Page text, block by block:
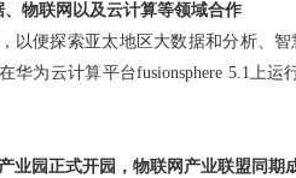
物联网以及云计算等领域合作
便探索亚太地区大数据和分析、智
华为云计算平台fusionsphere 5.1上
园正式开园，物联网产业联盟同期